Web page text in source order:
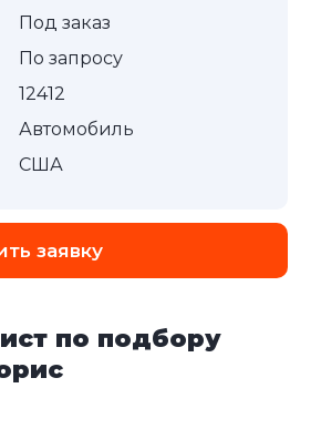
Под заказ
По запросу
12412
Автомобиль
США
заявку
по подбору